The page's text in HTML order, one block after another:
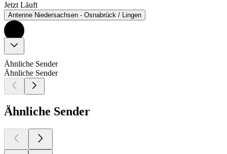
Jetzt Läuft
Antenne Niedersachsen - Osnabrück / Lingen
Ähnliche Sender
Ähnliche Sender
Ähnliche Sender